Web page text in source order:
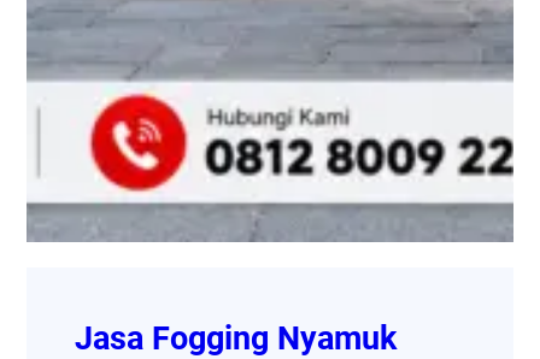
Jasa Fogging Nyamuk